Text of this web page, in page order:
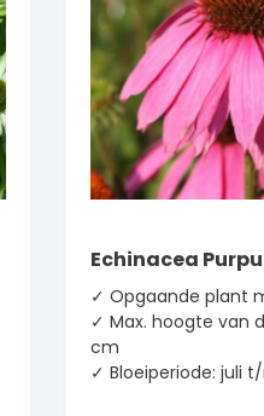
Echinacea
✓ Opgaande plant
✓ Max. hoogte van
cm
✓ Bloeiperiode: juli